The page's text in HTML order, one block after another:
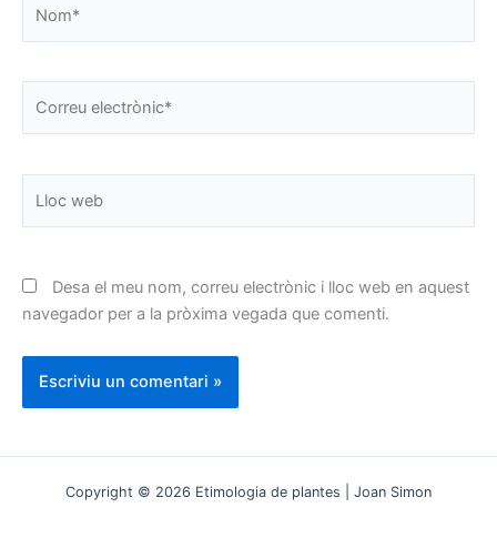
electrònic*
web
Desa el meu nom, correu electrònic i lloc web en aquest
navegador per a la pròxima vegada que comenti.
Copyright © 2026 Etimologia de plantes | Joan Simon